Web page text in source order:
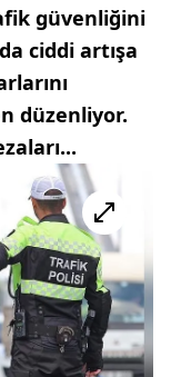
güvenliğini
ciddi artışa
düzenliyor.